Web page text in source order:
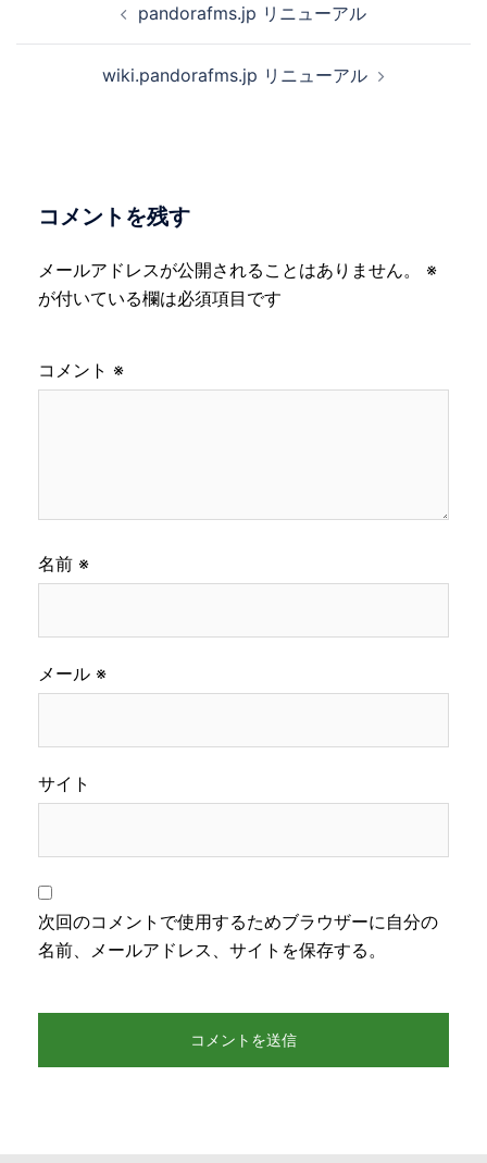
ョ
pandorafms.jp リニューアル
wiki.pandorafms.jp リニューアル
コメントを残す
メールアドレスが公開されることはありません。
※
が付いている欄は必須項目です
コメント ※
名前 ※
メール ※
サイト
次回のコメントで使用するためブラウザーに自分の
名前、メールアドレス、サイトを保存する。